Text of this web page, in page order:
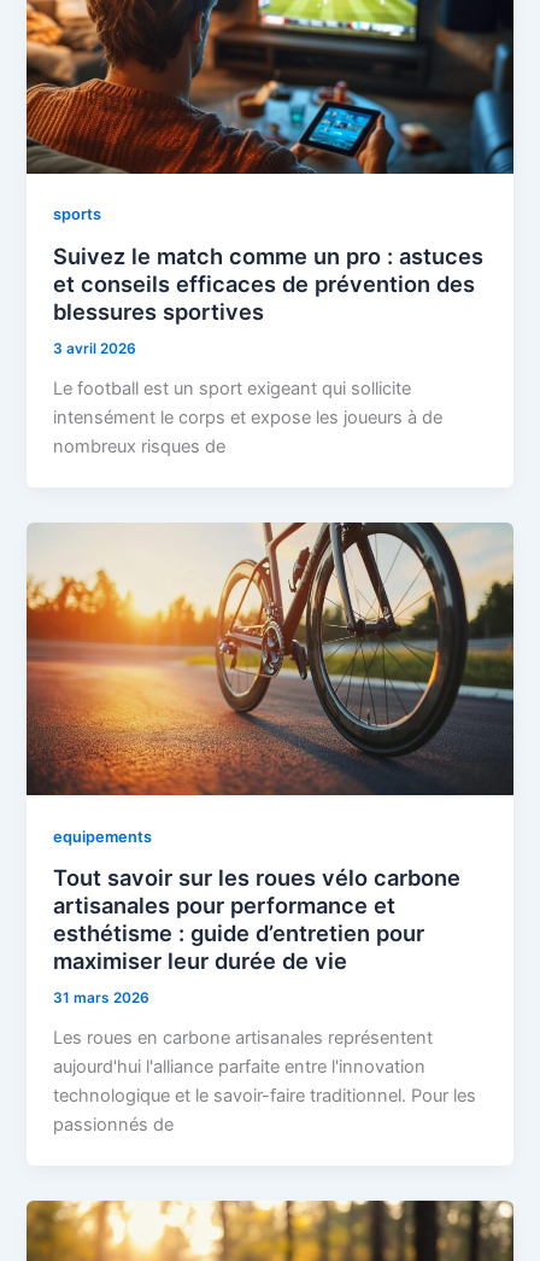
sports
Suivez le match comme un pro : astuces
et conseils efficaces de prévention des
blessures sportives
3 avril 2026
Le football est un sport exigeant qui sollicite
intensément le corps et expose les joueurs à de
nombreux risques de
equipements
Tout savoir sur les roues vélo carbone
artisanales pour performance et
esthétisme : guide d’entretien pour
maximiser leur durée de vie
31 mars 2026
Les roues en carbone artisanales représentent
aujourd'hui l'alliance parfaite entre l'innovation
technologique et le savoir-faire traditionnel. Pour les
passionnés de